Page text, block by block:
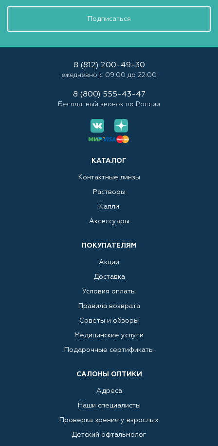
Подписаться
КАТАЛОГ
Контактные линзы
Растворы
Капли
Аксессуары
ПОКУПАТЕЛЯМ
Акции
Доставка
Условия оплаты
Правила возврата
Советы и обзоры
Медицинские услуги
Подарочные сертификаты
САЛОНЫ ОПТИКИ
Адреса
Наши специалисты
Проверка зрения у взрослых
Детский офтальмолог
8 (812) 200-49-30
ежедневно с 09:00 до 22:00
8 (800) 555-43-47
Бесплатный звонок по России